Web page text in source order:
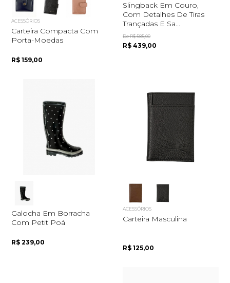
ACESSÓRIOS
Carteira Compacta Com
Porta-Moedas
R$ 159,00
Slingback Em Couro,
Com Detalhes De Tiras
Trançadas E Sa...
De R$ 585,00
R$ 439,00
Galocha Em Borracha
Com Petit Poá
R$ 239,00
ACESSÓRIOS
Carteira Masculina
R$ 125,00